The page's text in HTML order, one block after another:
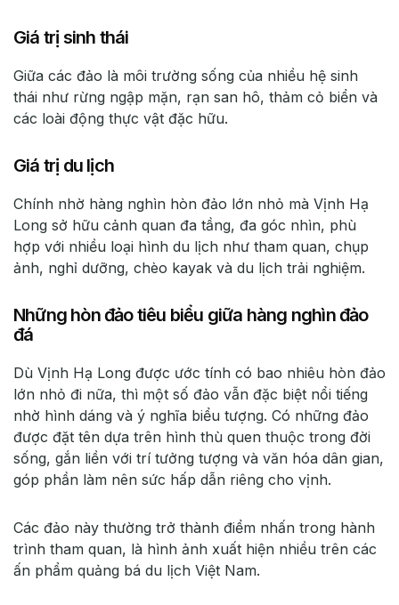
Giá trị sinh thái
Giữa các đảo là môi trường sống của nhiều hệ sinh
thái như rừng ngập mặn, rạn san hô, thảm cỏ biển và
các loài động thực vật đặc hữu.
Giá trị du lịch
Chính nhờ hàng nghìn hòn đảo lớn nhỏ mà Vịnh Hạ
Long sở hữu cảnh quan đa tầng, đa góc nhìn, phù
hợp với nhiều loại hình du lịch như tham quan, chụp
ảnh, nghỉ dưỡng, chèo kayak và du lịch trải nghiệm.
Những hòn đảo tiêu biểu giữa hàng nghìn đảo
đá
Dù Vịnh Hạ Long được ước tính có bao nhiêu hòn đảo
lớn nhỏ đi nữa, thì một số đảo vẫn đặc biệt nổi tiếng
nhờ hình dáng và ý nghĩa biểu tượng. Có những đảo
được đặt tên dựa trên hình thù quen thuộc trong đời
sống, gắn liền với trí tưởng tượng và văn hóa dân gian,
góp phần làm nên sức hấp dẫn riêng cho vịnh.
Các đảo này thường trở thành điểm nhấn trong hành
trình tham quan, là hình ảnh xuất hiện nhiều trên các
ấn phẩm quảng bá du lịch Việt Nam.